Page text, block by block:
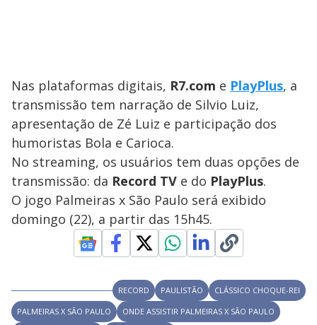
Nas plataformas digitais, R7.com e PlayPlus, a
transmissão tem narração de Silvio Luiz,
apresentação de Zé Luiz e participação dos
humoristas Bola e Carioca.
No streaming, os usuários tem duas opções de
transmissão: da Record TV e do PlayPlus.
O jogo Palmeiras x São Paulo será exibido
domingo (22), a partir das 15h45.
RECORD PAULISTÃO
CLÁSSICO CHOQUE-REI
PALMEIRAS X SÃO PAULO
ONDE ASSISTIR PALMEIRAS X SÃO PAULO